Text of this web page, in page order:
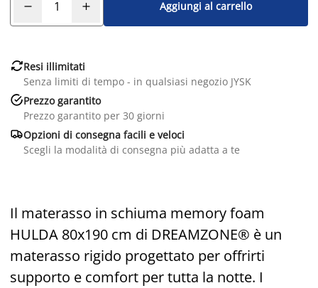
Aggiungi al carrello
Resi illimitati
Senza limiti di tempo - in qualsiasi negozio JYSK
Prezzo garantito
Prezzo garantito per 30 giorni
Opzioni di consegna facili e veloci
Scegli la modalità di consegna più adatta a te
Il materasso in schiuma memory foam
HULDA 80x190 cm di DREAMZONE® è un
materasso rigido progettato per offrirti
supporto e comfort per tutta la notte. I